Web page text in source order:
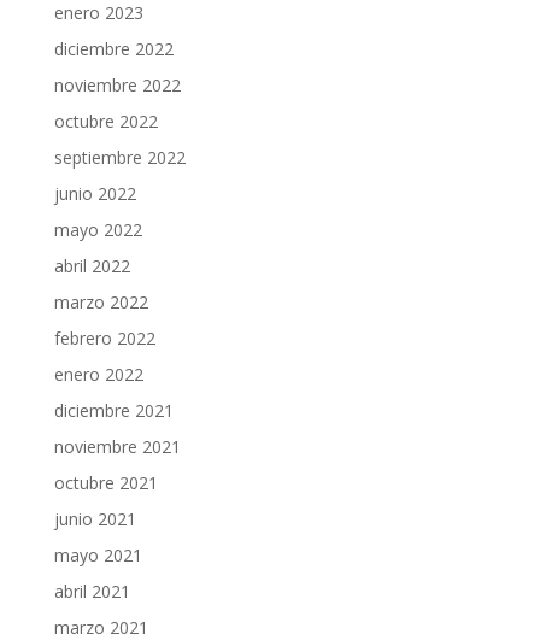
enero 2023
diciembre 2022
noviembre 2022
octubre 2022
septiembre 2022
junio 2022
mayo 2022
abril 2022
marzo 2022
febrero 2022
enero 2022
diciembre 2021
noviembre 2021
octubre 2021
junio 2021
mayo 2021
abril 2021
marzo 2021